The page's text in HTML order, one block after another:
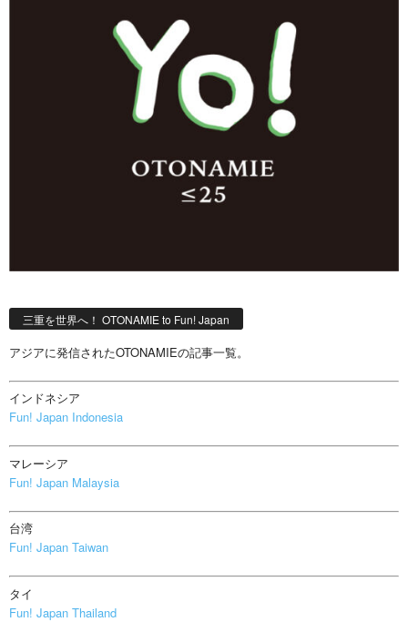
三重を世界へ！ OTONAMIE to Fun! Japan
アジアに発信されたOTONAMIEの記事一覧。
インドネシア
Fun! Japan Indonesia
マレーシア
Fun! Japan Malaysia
台湾
Fun! Japan Taiwan
タイ
Fun! Japan Thailand